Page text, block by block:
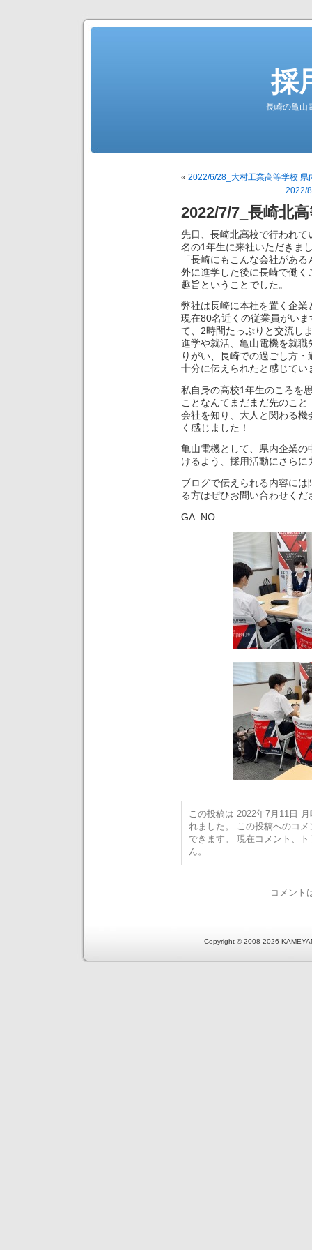
採
長崎の亀山
« 2022/6/28_大村工業高等学校 県
2022/
2022/7/7_長崎北
先日、長崎北高校で行われ
名の1年生に来社いただきま
「長崎にもこんな会社があ
外に進学した後に長崎で働
趣旨ということでした。
弊社は長崎に本社を置く企
現在80名近くの従業員がい
て、2時間たっぷりと交流し
進学や就活、亀山電機を就
りがい、長崎での過ごし方
十分に伝えられたと感じてい
私自身の高校1年生のころを
ことなんてまだまだ先のこ
会社を知り、大人と関わる
く感じました！
亀山電機として、県内企業
けるよう、採用活動にさら
ブログで伝えられる内容に
る方はぜひお問い合わせくだ
GA_NO
この投稿は 2022年7月11日
れました。 この投稿へのコ
できます。 現在コメント、
ん。
コメント
Copyright © 2008-2026